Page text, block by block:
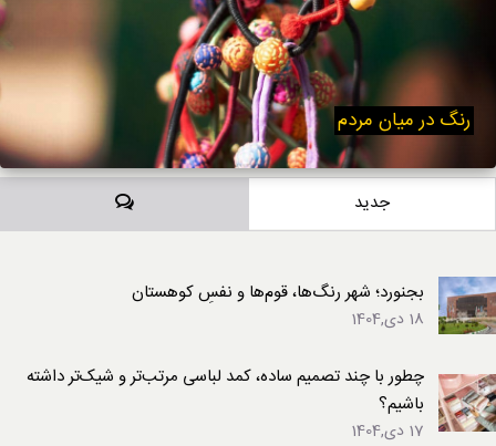
رنگ‌ در میان مردم
جدید دیدگاه‌ها
بجنورد؛ شهر رنگ‌ها، قوم‌ها و نفسِ کوهستان
18 دی,1404
چطور با چند تصمیم ساده، کمد لباسی مرتب‌تر و شیک‌تر داشته
باشیم؟
17 دی,1404